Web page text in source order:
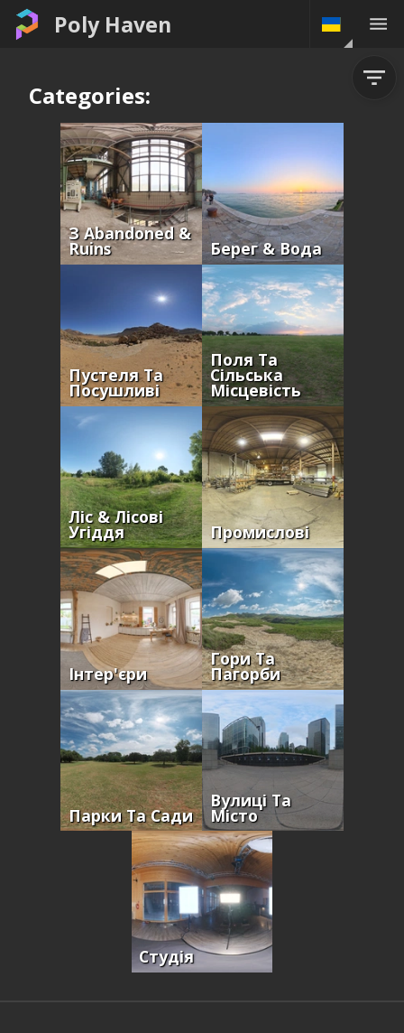
Poly Haven
Categories:
З Abandoned &
Ruins Берег & Вода
Пустеля Та
Посушливі
Поля Та
Сільська
Місцевість
Ліс & Лісові
Угіддя Промислові
Інтер'єри
Гори Та
Пагорби
Парки Та Сади
Вулиці Та
Місто
Студія